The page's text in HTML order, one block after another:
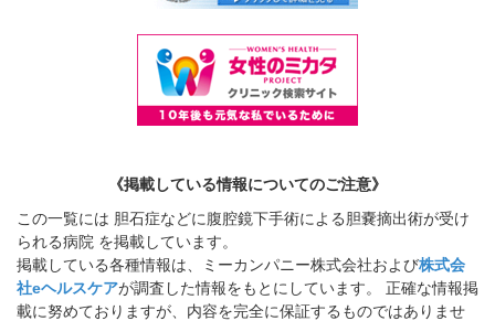
《掲載している情報についてのご注意》
この一覧には 胆石症などに腹腔鏡下手術による胆嚢摘出術が受け
られる病院 を掲載しています。
掲載している各種情報は、ミーカンパニー株式会社および株式会
社eヘルスケアが調査した情報をもとにしています。 正確な情報掲
載に努めておりますが、内容を完全に保証するものではありませ